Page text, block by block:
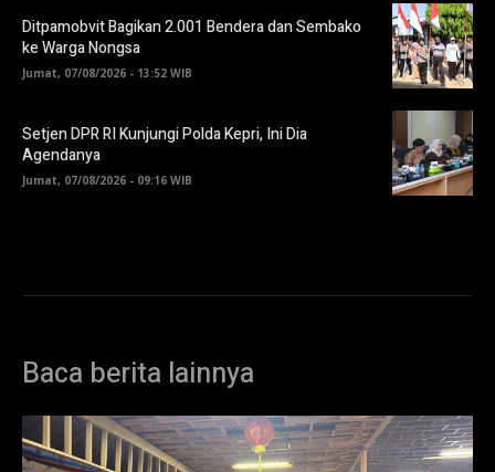
Ditpamobvit Bagikan 2.001 Bendera dan Sembako
ke Warga Nongsa
Jumat, 07/08/2026 - 13:52 WIB
Setjen DPR RI Kunjungi Polda Kepri, Ini Dia
Agendanya
Jumat, 07/08/2026 - 09:16 WIB
Baca berita lainnya